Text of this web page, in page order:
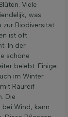
Viele
was
zur Biodiversität
ist oft
In der
schöne
belebt. Einige
im Winter
Raureif
Die
Wind, kann